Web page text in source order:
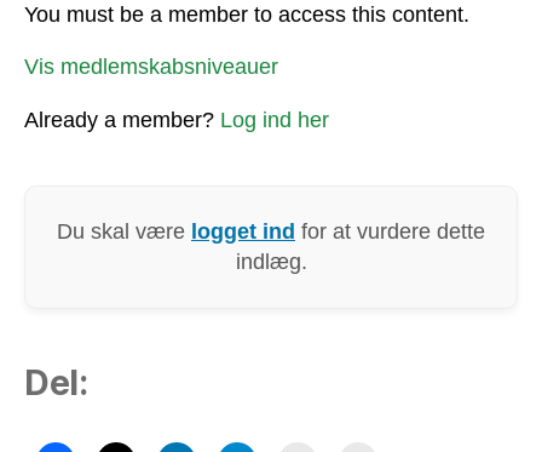
You must be a member to access this content.
Vis medlemskabsniveauer
Already a member? Log ind her
Du skal være logget ind for at vurdere dette
indlæg.
Del: